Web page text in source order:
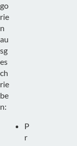
go
rie
n
au
sg
es
ch
rie
be
n:
P
r